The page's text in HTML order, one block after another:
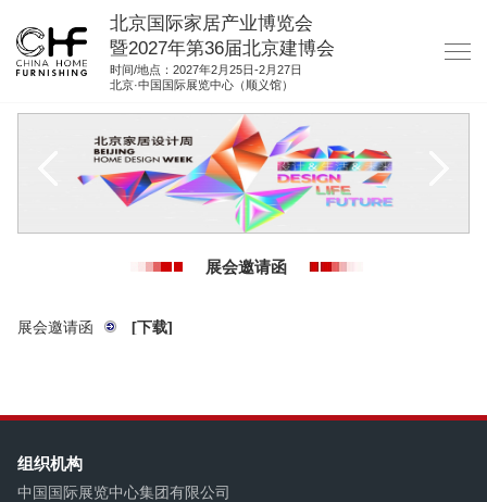
北京国际家居产业博览会
暨2027年第36届北京建博会
时间/地点：2027年2月25日-2月27日
北京·中国国际展览中心（顺义馆）
资料下载
展会邀请函
展会邀请函 [下载]
组织机构
中国国际展览中心集团有限公司